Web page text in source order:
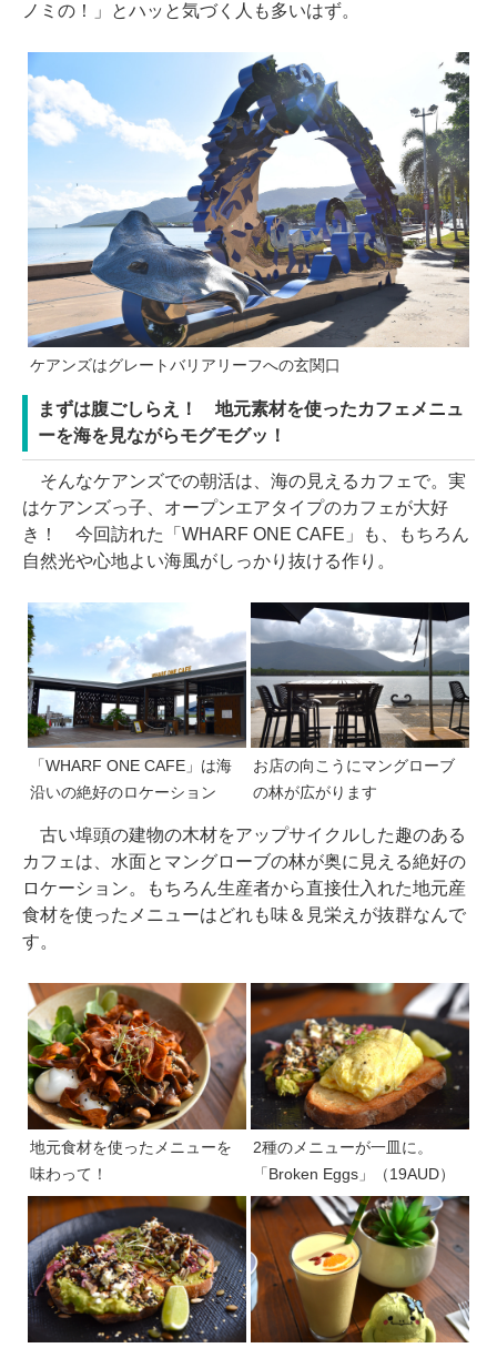
ノミの！」とハッと気づく人も多いはず。
ケアンズはグレートバリアリーフへの玄関口
まずは腹ごしらえ！ 地元素材を使ったカフェメニュ
ーを海を見ながらモグモグッ！
そんなケアンズでの朝活は、海の見えるカフェで。実
はケアンズっ子、オープンエアタイプのカフェが大好
き！ 今回訪れた「WHARF ONE CAFE」も、もちろん
自然光や心地よい海風がしっかり抜ける作り。
「WHARF ONE CAFE」は海
沿いの絶好のロケーション
お店の向こうにマングローブ
の林が広がります
古い埠頭の建物の木材をアップサイクルした趣のある
カフェは、水面とマングローブの林が奥に見える絶好の
ロケーション。もちろん生産者から直接仕入れた地元産
食材を使ったメニューはどれも味＆見栄えが抜群なんで
す。
地元食材を使ったメニューを
味わって！
2種のメニューが一皿に。
「Broken Eggs」（19AUD）